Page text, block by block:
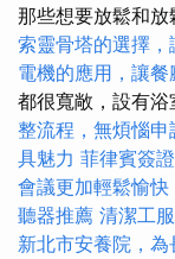
那些想要放鬆和放
索靈骨塔的選擇
電機的應用，讓
都很寬敞，設有浴
整流程，無煩惱申
具魅力 菲律賓簽
會議更加輕鬆愉快
聽器推薦 清潔工
新北市安養院，